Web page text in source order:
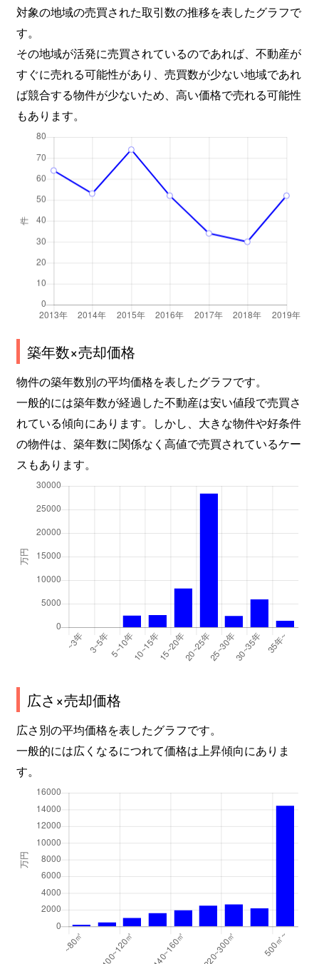
対象の地域の売買された取引数の推移を表したグラフで
す。
その地域が活発に売買されているのであれば、不動産が
すぐに売れる可能性があり、売買数が少ない地域であれ
ば競合する物件が少ないため、高い価格で売れる可能性
もあります。
築年数×売却価格
物件の築年数別の平均価格を表したグラフです。
一般的には築年数が経過した不動産は安い値段で売買さ
れている傾向にあります。しかし、大きな物件や好条件
の物件は、築年数に関係なく高値で売買されているケー
スもあります。
広さ×売却価格
広さ別の平均価格を表したグラフです。
一般的には広くなるにつれて価格は上昇傾向にありま
す。